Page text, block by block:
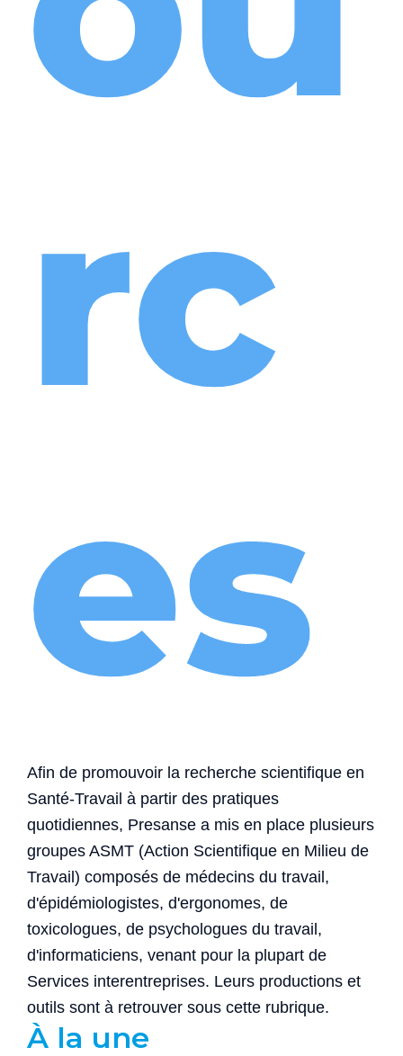
rc
es
Afin de promouvoir la recherche scientifique en
Santé-Travail à partir des pratiques
quotidiennes, Presanse a mis en place plusieurs
groupes ASMT (Action Scientifique en Milieu de
Travail) composés de médecins du travail,
d'épidémiologistes, d'ergonomes, de
toxicologues, de psychologues du travail,
d'informaticiens, venant pour la plupart de
Services interentreprises. Leurs productions et
outils sont à retrouver sous cette rubrique.
À la une